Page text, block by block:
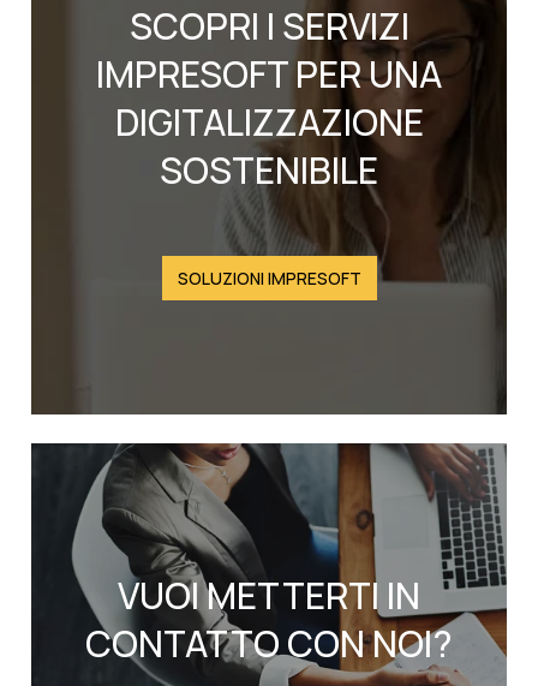
SCOPRI I SERVIZI
IMPRESOFT PER UNA
DIGITALIZZAZIONE
SOSTENIBILE
SOLUZIONI IMPRESOFT
VUOI METTERTI IN
CONTATTO CON NOI?